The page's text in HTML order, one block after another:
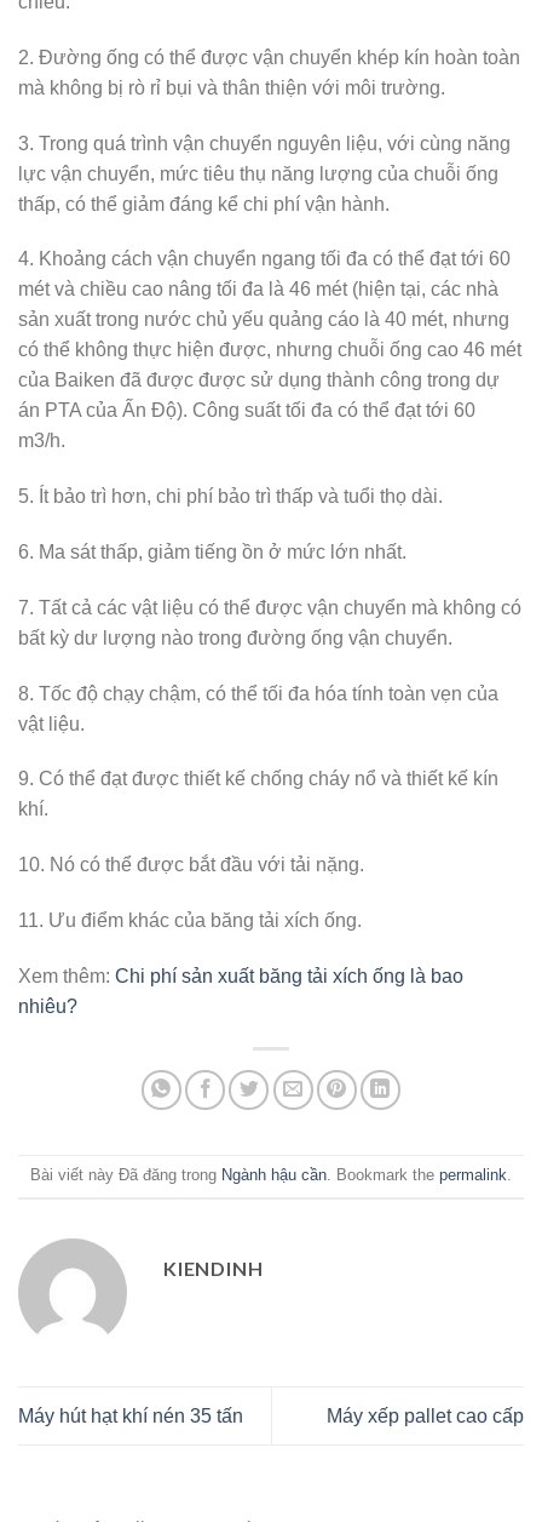
2. Đường ống có thể được vận chuyển khép kín hoàn toàn
mà không bị rò rỉ bụi và thân thiện với môi trường.
3. Trong quá trình vận chuyển nguyên liệu, với cùng năng
lực vận chuyển, mức tiêu thụ năng lượng của chuỗi ống
thấp, có thể giảm đáng kể chi phí vận hành.
4. Khoảng cách vận chuyển ngang tối đa có thể đạt tới 60
mét và chiều cao nâng tối đa là 46 mét (hiện tại, các nhà
sản xuất trong nước chủ yếu quảng cáo là 40 mét, nhưng
có thể không thực hiện được, nhưng chuỗi ống cao 46 mét
của Baiken đã được được sử dụng thành công trong dự
án PTA của Ấn Độ). Công suất tối đa có thể đạt tới 60
m3/h.
5. Ít bảo trì hơn, chi phí bảo trì thấp và tuổi thọ dài.
6. Ma sát thấp, giảm tiếng ồn ở mức lớn nhất.
7. Tất cả các vật liệu có thể được vận chuyển mà không có
bất kỳ dư lượng nào trong đường ống vận chuyển.
8. Tốc độ chạy chậm, có thể tối đa hóa tính toàn vẹn của
vật liệu.
9. Có thể đạt được thiết kế chống cháy nổ và thiết kế kín
khí.
10. Nó có thể được bắt đầu với tải nặng.
11. Ưu điểm khác của băng tải xích ống.
Xem thêm: Chi phí sản xuất băng tải xích ống là bao
nhiêu?
Bài viết này Đã đăng trong Ngành hậu cần. Bookmark the permalink.
KIENDINH
Máy hút hạt khí nén 35 tấn Máy xếp pallet cao cấp